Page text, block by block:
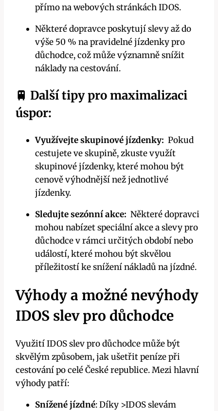
přímo na webových stránkách‌ IDOS.
Některé dopravce poskytují⁢ slevy ‍až do
výše 50 % na pravidelné jízdenky pro⁢
důchodce, což může významně snížit
náklady ‌na cestování.
🚆 Další tipy pro maximalizaci
úspor:
Využívejte ⁢skupinové jízdenky: ‌ Pokud
cestujete ‌ve skupině,‍ zkuste využít
skupinové jízdenky, ‌které‌ mohou být
cenově výhodnější než jednotlivé
jízdenky.
Sledujte sezónní akce: ⁢ Některé dopravci
mohou‍ nabízet speciální akce a slevy pro
důchodce​ v rámci určitých‍ období nebo
událostí, které mohou být skvělou
příležitostí ke snížení nákladů na jízdné.
Výhody‌ a⁤ možné nevýhody
IDOS ⁢slev​ pro důchodce
Využití IDOS slev ​pro důchodce může být
skvělým způsobem, jak ušetřit peníze při ​
cestování‌ po celé České republice. Mezi hlavní
‍výhody patří:
Snížené jízdné: Díky‍ >IDOS slevám